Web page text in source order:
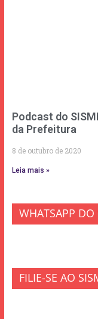
Podcast do
da Prefeitura
8 de outubro de 2020
Leia mais »
WHATSAPP DO
FILIE-SE AO